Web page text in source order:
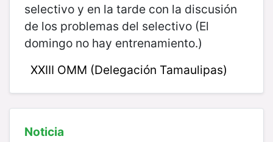
selectivo y en la tarde con la discusión
de los problemas del selectivo (El
domingo no hay entrenamiento.)
XXIII OMM (Delegación Tamaulipas)
Noticia